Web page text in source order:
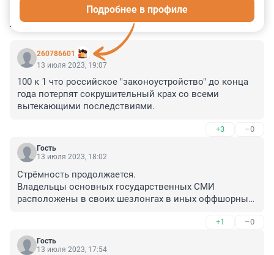
КОММЕНТАРИИ 35
260786601
Подробнее в профиле
13 июля 2023, 19:07
100 к 1 что российское "законоустройство" до конца
года потерпят сокрушительный крах со всеми
вытекающими последствиями.
+3 –0
Гость
13 июля 2023, 18:02
Стрёмность продолжается.
Владельцы основных государственных СМИ
расположены в своих шезлонгах в иных оффшорных
в органах власти, что и как выложить в прессу, и при
этом они не иноагенты.
Чистая коррупция в священной системе
+1 –0
Гость
13 июля 2023, 17:54